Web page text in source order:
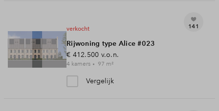
verkocht
Rijwoning type Alice #023
€ 412.500 v.o.n.
4 kamers 97 m²
Vergelijk
141